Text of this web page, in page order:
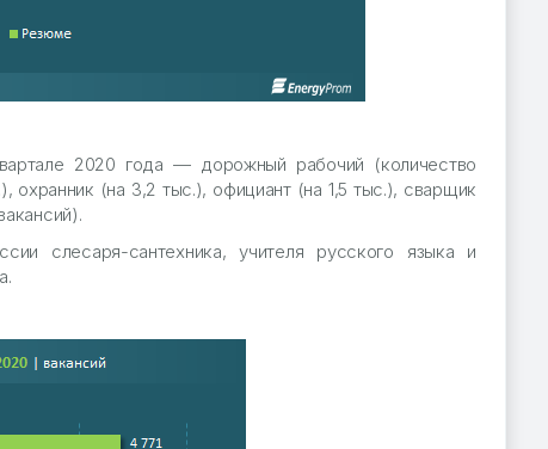
2020 года — дорожный рабочий (количество
охранник (на 3,2 тыс.), официант (на 1,5 тыс.), сварщик
слесаря-сантехника, учителя русского языка и